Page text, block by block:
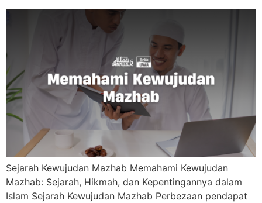
Sejarah Kewujudan Mazhab Memahami Kewujudan
Mazhab: Sejarah, Hikmah, dan Kepentingannya dalam
Islam Sejarah Kewujudan Mazhab Perbezaan pendapat